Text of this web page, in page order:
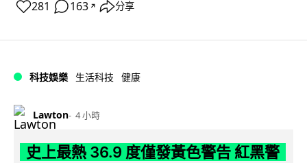
281 163 ↗ 分享
科技娛樂 生活科技 健康
Lawton 4 小時
史上最熱 36.9 度僅發黃色警告 紅黑警